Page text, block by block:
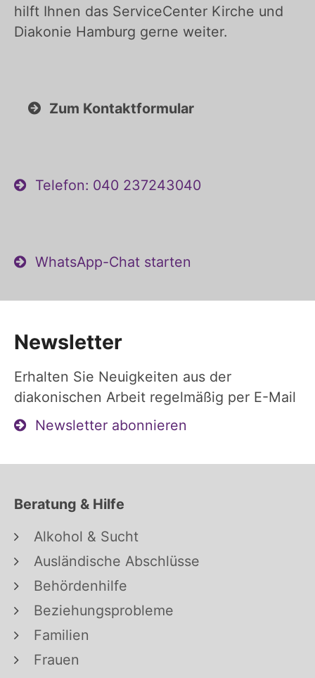
hilft Ihnen das ServiceCenter Kirche und
Diakonie Hamburg gerne weiter.
Zum Kontaktformular
Telefon: 040 237243040
WhatsApp-Chat starten
Newsletter
Erhalten Sie Neuigkeiten aus der
diakonischen Arbeit regelmäßig per E-Mail
Newsletter abonnieren
Beratung & Hilfe
Alkohol & Sucht
Ausländische Abschlüsse
Behördenhilfe
Beziehungsprobleme
Familien
Frauen